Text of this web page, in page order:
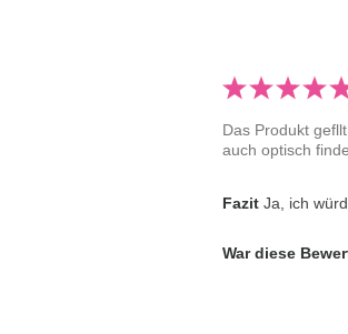
Das Produkt
auch optisch
FazitJa, ich
War diese